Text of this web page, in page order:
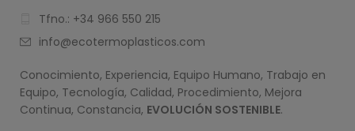
Tfno.: +34 966 550 215
info@ecotermoplasticos.com
Conocimiento, Experiencia, Equipo Humano, Trabajo en
Equipo, Tecnología, Calidad, Procedimiento, Mejora
Continua, Constancia, EVOLUCIÓN SOSTENIBLE.